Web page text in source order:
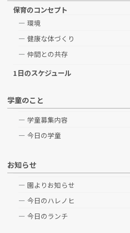
保育のコンセプト
環境
健康な体づくり
仲間との共存
1日のスケジュール
学童のこと
学童募集内容
今日の学童
お知らせ
園よりお知らせ
今日のハレノヒ
今日のランチ